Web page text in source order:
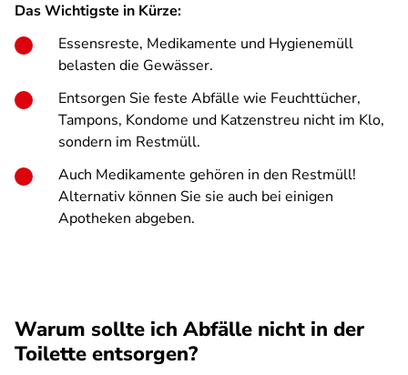
Das Wichtigste in Kürze:
Essensreste, Medikamente und Hygienemüll
belasten die Gewässer.
Entsorgen Sie feste Abfälle wie Feuchttücher,
Tampons, Kondome und Katzenstreu nicht im Klo,
sondern im Restmüll.
Auch Medikamente gehören in den Restmüll!
Alternativ können Sie sie auch bei einigen
Apotheken abgeben.
Warum sollte ich Abfälle nicht in der
Toilette entsorgen?